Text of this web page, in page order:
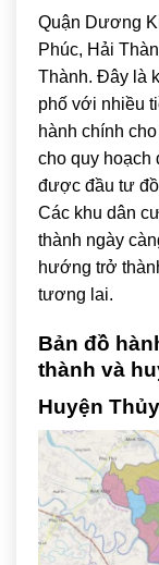
Quận Dương
Phúc, Hải
Thành. Đây là
phố với nhiều
hành chính
cho quy hoạch
được đầu tư
Các khu dân
thành ngày
hướng trở
tương lai.
Bản đồ
thành và
Huyện